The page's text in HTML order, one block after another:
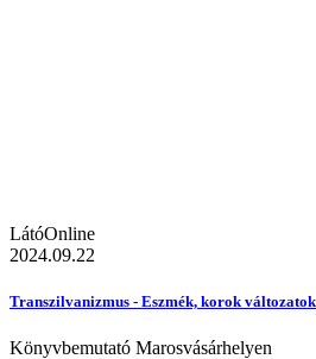
LátóOnline
2024.09.22
Transzilvanizmus - Eszmék, korok változatok
Könyvbemutató Marosvásárhelyen